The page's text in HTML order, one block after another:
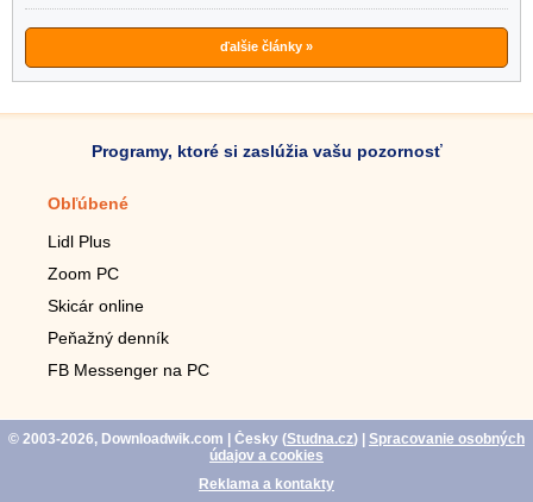
ďalšie články »
Programy, ktoré si zaslúžia vašu pozornosť
Obľúbené
Lidl Plus
Zoom PC
Skicár online
Peňažný denník
FB Messenger na PC
© 2003-2026, Downloadwik.com | Česky (Studna.cz)
Spracovanie osobných
údajov a cookies
Reklama a kontakty